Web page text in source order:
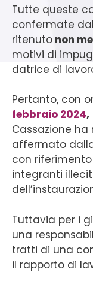
Tutte queste
confermate
ritenuto non
motivi di
datrice di
Pertanto, con
febbraio 2024,
Cassazione
affermato
con
integranti
Tuttavia per i
una
tratti di una
il rapporto di